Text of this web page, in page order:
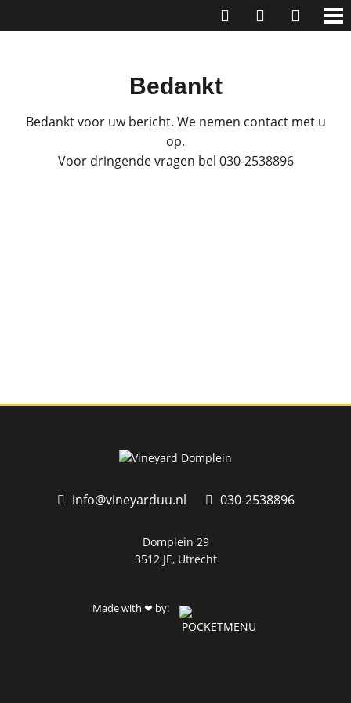
Bedankt
Bedankt voor uw bericht. We nemen contact met u
op.
Voor dringende vragen bel 030-2538896
info@vineyarduu.nl 030-2538896
Domplein 29
3512 JE, Utrecht
Made with❤ by: